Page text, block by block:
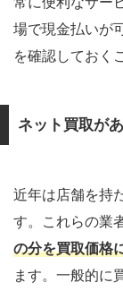
場で現金払いが
を確認しておく
ネット買取が
近年は店舗を持
す。これらの業
の分を買取価格
ます。一般的に